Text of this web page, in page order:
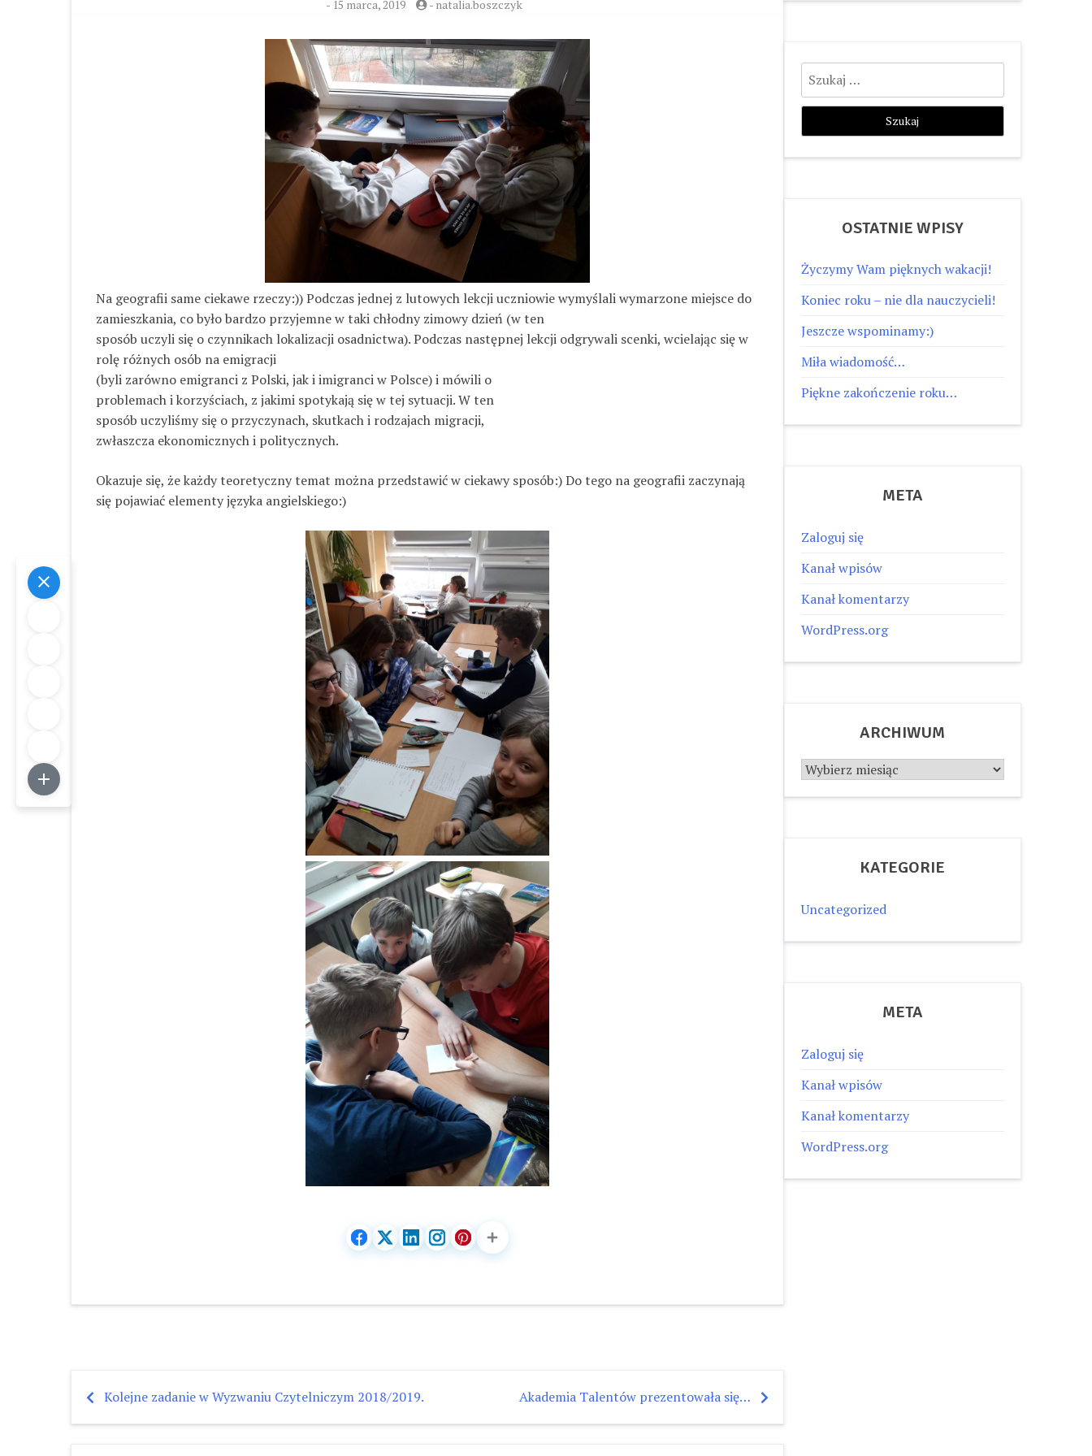
- 15 marca, 2019 - natalia.boszczyk
Na geografii same ciekawe rzeczy:)) Podczas jednej z lutowych lekcji uczniowie wymyślali wymarzone miejsce do
zamieszkania, co było bardzo przyjemne w taki chłodny zimowy dzień (w ten
sposób uczyli się o czynnikach lokalizacji osadnictwa). Podczas następnej lekcji odgrywali scenki, wcielając się w
rolę różnych osób na emigracji
(byli zarówno emigranci z Polski, jak i imigranci w Polsce) i mówili o
problemach i korzyściach, z jakimi spotykają się w tej sytuacji. W ten
sposób uczyliśmy się o przyczynach, skutkach i rodzajach migracji,
zwłaszcza ekonomicznych i politycznych.
Okazuje się, że każdy teoretyczny temat można przedstawić w ciekawy sposób:) Do tego na geografii zaczynają
się pojawiać elementy języka angielskiego:)
Nawigacja
Kolejne zadanie w Wyzwaniu Czytelniczym 2018/2019. Akademia Talentów prezentowała się…
Szukaj:
OSTATNIE WPISY
Życzymy Wam pięknych wakacji!
Koniec roku – nie dla nauczycieli!
Jeszcze wspominamy:)
Miła wiadomość…
Piękne zakończenie roku…
META
Zaloguj się
Kanał wpisów
Kanał komentarzy
WordPress.org
ARCHIWUM
Archiwum
KATEGORIE
Uncategorized
META
Zaloguj się
Kanał wpisów
Kanał komentarzy
WordPress.org